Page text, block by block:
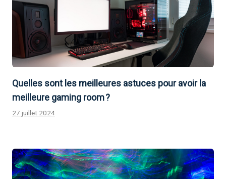
Quelles sont les meilleures astuces pour avoir la
meilleure gaming room ?
27 juillet 2024